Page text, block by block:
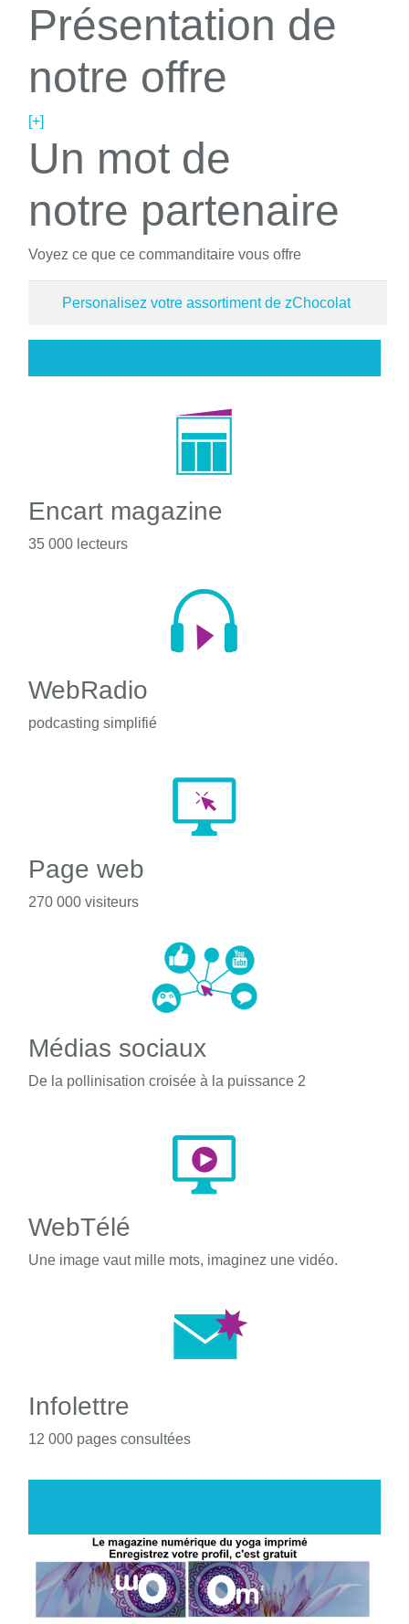
Présentation de
notre offre
[+]
Un mot de
notre partenaire
Voyez ce que ce commanditaire vous offre
Personalisez votre assortiment de zChocolat
Encart magazine
35 000 lecteurs
WebRadio
podcasting simplifié
Page web
270 000 visiteurs
Médias sociaux
De la pollinisation croisée à la puissance 2
WebTélé
Une image vaut mille mots, imaginez une vidéo.
Infolettre
12 000 pages consultées